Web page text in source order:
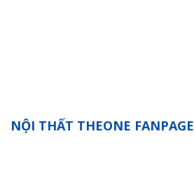
NỘI THẤT THEONE FANPAGE